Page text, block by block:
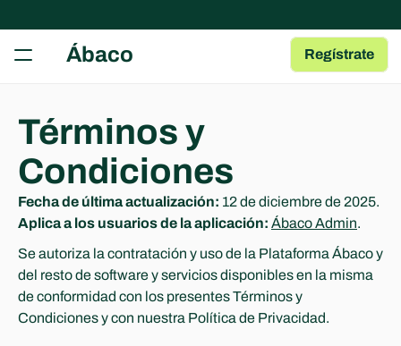
Ábaco Herramientas gratuitas
Aprende a gestionar una AMPA
Centro de Ayuda
Artículos y Guías sobre las Apps
Blog
Contenido de interés para AMPAs
COMMUNITY
Join
Regístrate
Términos y
Condiciones
Fecha de última actualización: 12 de diciembre de 2025.
Aplica a los usuarios de la aplicación: Ábaco Admin.
Se autoriza la contratación y uso de la Plataforma Ábaco y
del resto de software y servicios disponibles en la misma
de conformidad con los presentes Términos y
Condiciones y con nuestra Política de Privacidad.